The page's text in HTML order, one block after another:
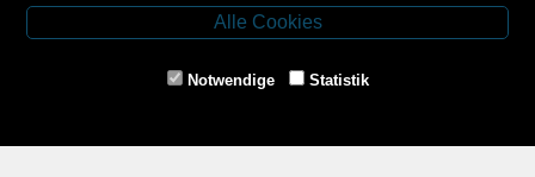
3943 Schrems
Tel.: 02853/77239
E-Mail: schrems@spazierer.at
Alle Cookies
Notwendige Statistik